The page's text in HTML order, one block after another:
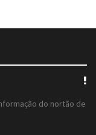
do nortão de